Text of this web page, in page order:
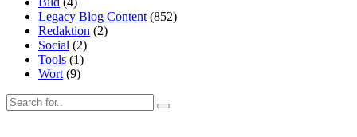
Legacy Blog Content (852)
Redaktion (2)
Social (2)
Tools (1)
Wort (9)